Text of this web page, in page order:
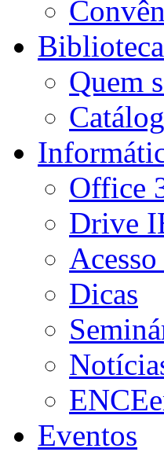
Quem
Office
Drive
Dicas
Eventos